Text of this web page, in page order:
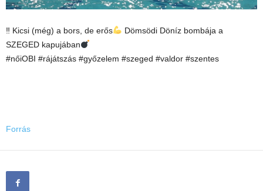
‼ Kicsi (még) a bors, de erős
Dömsödi Döníz bombája a
SZEGED kapujában
#nőiOBI #rájátszás #győzelem #szeged #valdor #szentes
Forrás